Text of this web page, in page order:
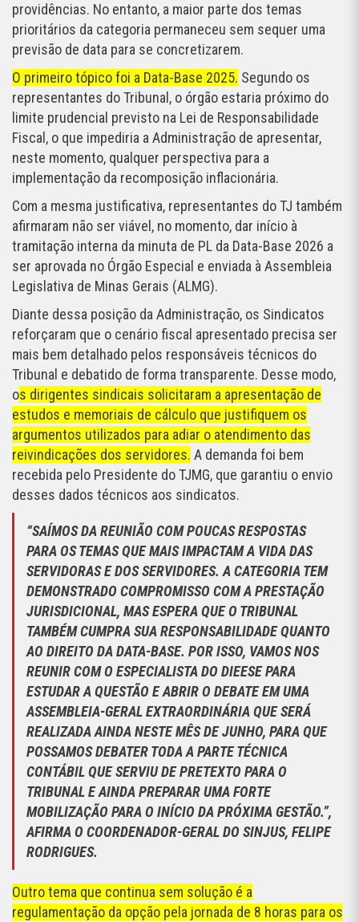
providências. No entanto, a maior parte dos temas
prioritários da categoria permaneceu sem sequer uma
previsão de data para se concretizarem.
O primeiro tópico foi a Data-Base 2025. Segundo os
representantes do Tribunal, o órgão estaria próximo do
limite prudencial previsto na Lei de Responsabilidade
Fiscal, o que impediria a Administração de apresentar,
neste momento, qualquer perspectiva para a
implementação da recomposição inflacionária.
Com a mesma justificativa, representantes do TJ também
afirmaram não ser viável, no momento, dar início à
tramitação interna da minuta de PL da Data-Base 2026 a
ser aprovada no Órgão Especial e enviada à Assembleia
Legislativa de Minas Gerais (ALMG).
Diante dessa posição da Administração, os Sindicatos
reforçaram que o cenário fiscal apresentado precisa ser
mais bem detalhado pelos responsáveis técnicos do
Tribunal e debatido de forma transparente. Desse modo,
os dirigentes sindicais solicitaram a apresentação de
estudos e memoriais de cálculo que justifiquem os
argumentos utilizados para adiar o atendimento das
reivindicações dos servidores. A demanda foi bem
recebida pelo Presidente do TJMG, que garantiu o envio
desses dados técnicos aos sindicatos.
“SAÍMOS DA REUNIÃO COM POUCAS RESPOSTAS
PARA OS TEMAS QUE MAIS IMPACTAM A VIDA DAS
SERVIDORAS E DOS SERVIDORES. A CATEGORIA TEM
DEMONSTRADO COMPROMISSO COM A PRESTAÇÃO
JURISDICIONAL, MAS ESPERA QUE O TRIBUNAL
TAMBÉM CUMPRA SUA RESPONSABILIDADE QUANTO
AO DIREITO DA DATA-BASE. POR ISSO, VAMOS NOS
REUNIR COM O ESPECIALISTA DO DIEESE PARA
ESTUDAR A QUESTÃO E ABRIR O DEBATE EM UMA
ASSEMBLEIA-GERAL EXTRAORDINÁRIA QUE SERÁ
REALIZADA AINDA NESTE MÊS DE JUNHO, PARA QUE
POSSAMOS DEBATER TODA A PARTE TÉCNICA
CONTÁBIL QUE SERVIU DE PRETEXTO PARA O
TRIBUNAL E AINDA PREPARAR UMA FORTE
MOBILIZAÇÃO PARA O INÍCIO DA PRÓXIMA GESTÃO.”,
AFIRMA O COORDENADOR-GERAL DO SINJUS, FELIPE
RODRIGUES.
Outro tema que continua sem solução é a
regulamentação da opção pela jornada de 8 horas para os